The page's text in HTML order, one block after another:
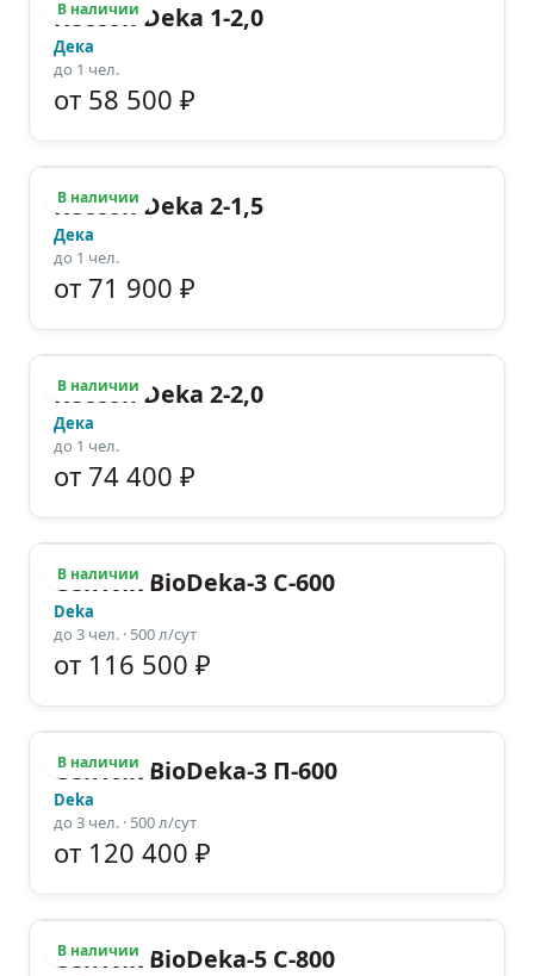
В наличии
Кессон Deka 1-2,0
Дека
до 1 чел.
от 58 500 ₽
В наличии
Кессон Deka 2-1,5
Дека
до 1 чел.
от 71 900 ₽
В наличии
Кессон Deka 2-2,0
Дека
до 1 чел.
от 74 400 ₽
В наличии
Септик BioDeka-3 C-600
Deka
до 3 чел. · 500 л/сут
от 116 500 ₽
В наличии
Септик BioDeka-3 П-600
Deka
до 3 чел. · 500 л/сут
от 120 400 ₽
В наличии
Септик BioDeka-5 C-800